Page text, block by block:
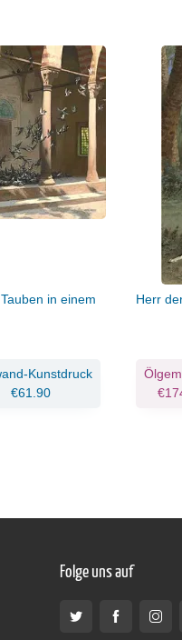
in einem
Kunstdruck
€61.90
Herr
Folge uns auf